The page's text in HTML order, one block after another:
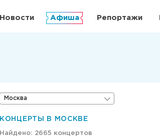
Новости Афиша Репортажи
Москва
КОНЦЕРТЫ В МОСКВЕ
Найдено: 2665 концертов